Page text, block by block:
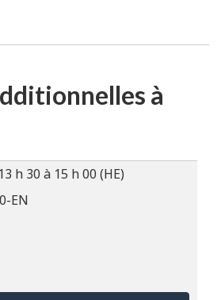
à
h 30 à 15 h 00 (HE)
EN